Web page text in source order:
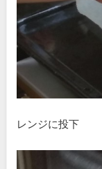
レンジに投下